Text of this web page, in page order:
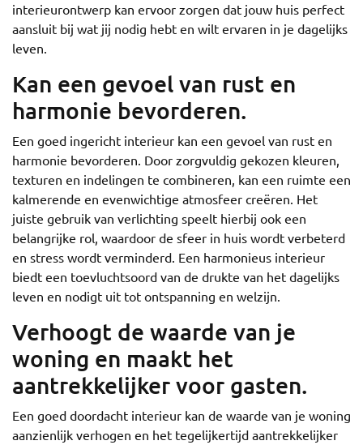
interieurontwerp kan ervoor zorgen dat jouw huis perfect
aansluit bij wat jij nodig hebt en wilt ervaren in je dagelijks
leven.
Kan een gevoel van rust en
harmonie bevorderen.
Een goed ingericht interieur kan een gevoel van rust en
harmonie bevorderen. Door zorgvuldig gekozen kleuren,
texturen en indelingen te combineren, kan een ruimte een
kalmerende en evenwichtige atmosfeer creëren. Het
juiste gebruik van verlichting speelt hierbij ook een
belangrijke rol, waardoor de sfeer in huis wordt verbeterd
en stress wordt verminderd. Een harmonieus interieur
biedt een toevluchtsoord van de drukte van het dagelijks
leven en nodigt uit tot ontspanning en welzijn.
Verhoogt de waarde van je
woning en maakt het
aantrekkelijker voor gasten.
Een goed doordacht interieur kan de waarde van je woning
aanzienlijk verhogen en het tegelijkertijd aantrekkelijker